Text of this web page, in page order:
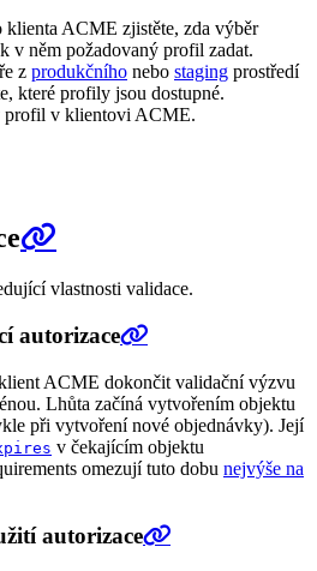
klienta ACME zjistěte, zda výběr
v něm požadovaný profil zadat.
z produkčního nebo staging prostředí
které profily jsou dostupné.
profil v klientovi ACME.
vlastnosti validace.
autorizace
ACME dokončit validační výzvu
Lhůta začíná vytvořením objektu
při vytvoření nové objednávky). Její
v čekajícím objektu
omezují tuto dobu nejvýše na
autorizace